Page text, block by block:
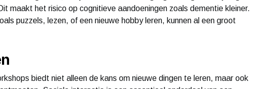
maakt het risico op cognitieve aandoeningen zoals dementie kleiner.
puzzels, lezen, of een nieuwe hobby leren, kunnen al een groot
biedt niet alleen de kans om nieuwe dingen te leren, maar ook